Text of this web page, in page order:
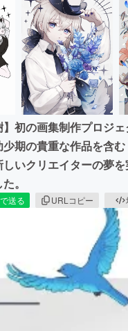
初の画集制作プロジ
期の貴重な作品を含
いクリエイターの夢
。
送る URLコピー